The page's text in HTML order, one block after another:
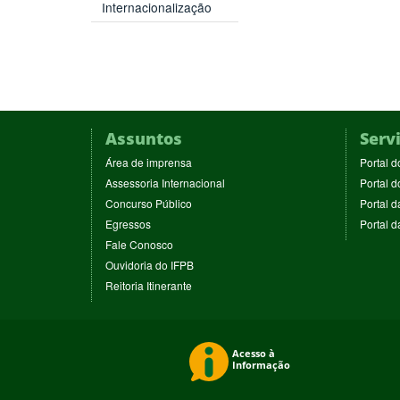
Internacionalização
Assuntos
Área de imprensa
em
nova
Assessoria Internacional
Concurso Público
Egressos(abre
nova
janela)
Fale Conosco
em
nova
janela)
Ouvidoria do IFPB(abre
Reitoria Itinerante(abre
Portal
Portal
Portal
Portal